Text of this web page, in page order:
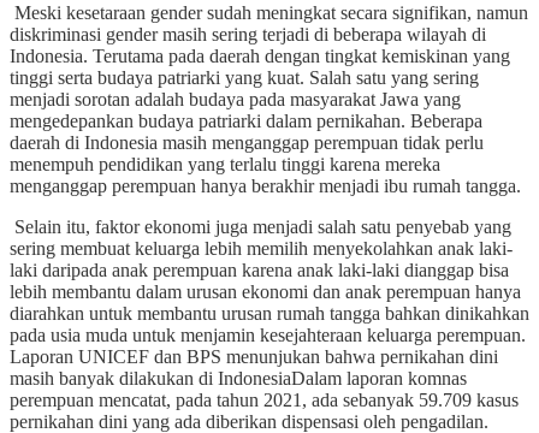
Meski kesetaraan gender sudah meningkat secara signifikan, namun
diskriminasi gender masih sering terjadi di beberapa wilayah di
Indonesia. Terutama pada daerah dengan tingkat kemiskinan yang
tinggi serta budaya patriarki yang kuat. Salah satu yang sering
menjadi sorotan adalah budaya pada masyarakat Jawa yang
mengedepankan budaya patriarki dalam pernikahan. Beberapa
daerah di Indonesia masih menganggap perempuan tidak perlu
menempuh pendidikan yang terlalu tinggi karena mereka
menganggap perempuan hanya berakhir menjadi ibu rumah tangga.
Selain itu, faktor ekonomi juga menjadi salah satu penyebab yang
sering membuat keluarga lebih memilih menyekolahkan anak laki-
laki daripada anak perempuan karena anak laki-laki dianggap bisa
lebih membantu dalam urusan ekonomi dan anak perempuan hanya
diarahkan untuk membantu urusan rumah tangga bahkan dinikahkan
pada usia muda untuk menjamin kesejahteraan keluarga perempuan.
Laporan UNICEF dan BPS menunjukan bahwa pernikahan dini
masih banyak dilakukan di IndonesiaDalam laporan komnas
perempuan mencatat, pada tahun 2021, ada sebanyak 59.709 kasus
pernikahan dini yang ada diberikan dispensasi oleh pengadilan.